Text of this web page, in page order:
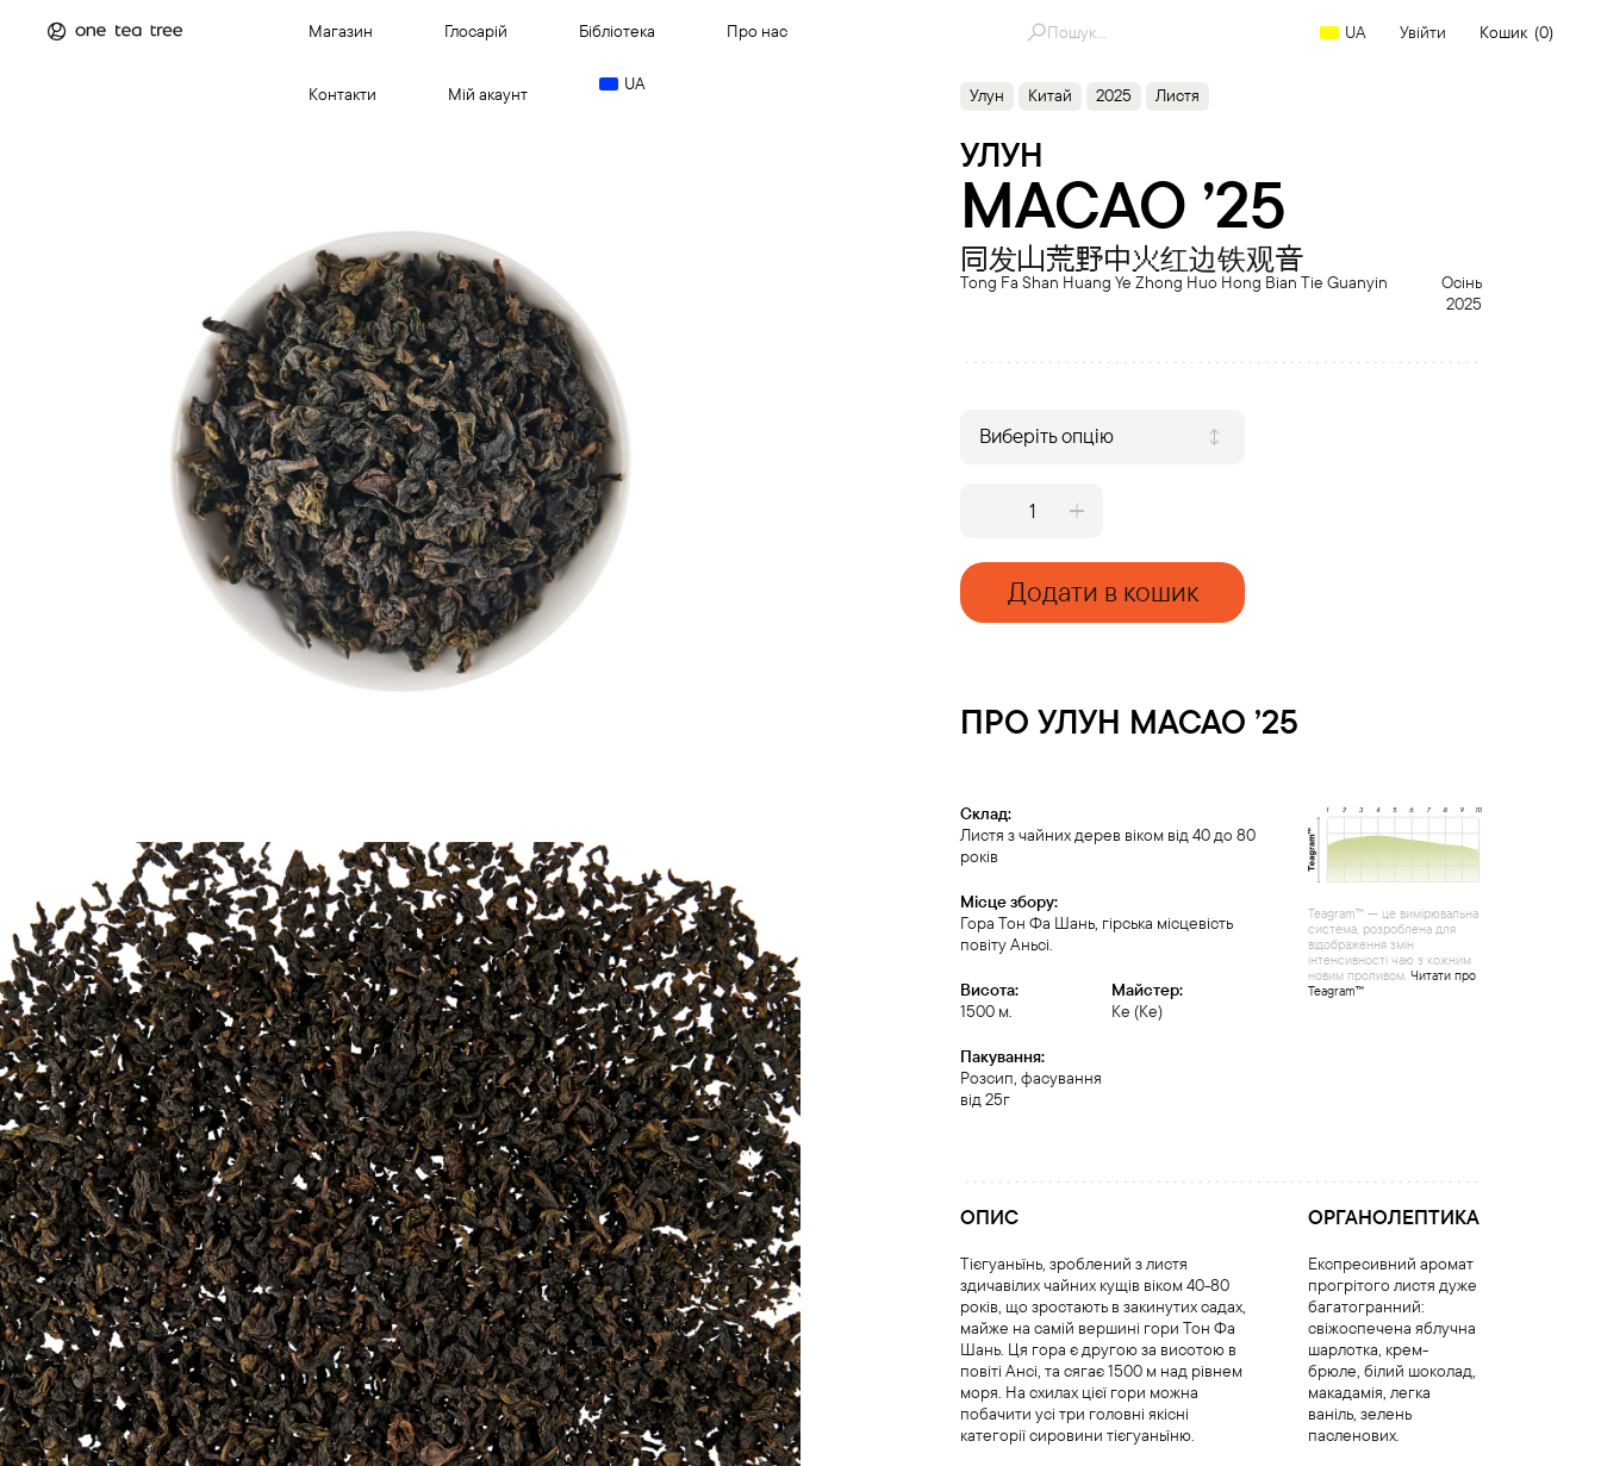
Магазин Глосарій Бібліотека Про нас
Контакти Мій акаунт UA
for:
UA Увійти Кошик (0)
Улун Китай 2025 Листя
УЛУН
MACAO ’25
同发山荒野中火红边铁观音
Tong Fa Shan Huang Ye Zhong Huo Hong Bian Tie Guanyin
Осінь
2025
Виберіть опцію
quantity
Додати в кошик
ПРОУЛУН MACAO ’25
Склад:
Листя з чайних дерев віком від 40 до 80
років
Місце збору:
Гора Тон Фа Шань, гірська місцевість
повіту Аньсі.
Висота:
1500 м.
Майстер:
Ке (Ke)
Пакування:
Розсип, фасування
від 25г
Teagram™ — це вимірювальна
система, розроблена для
відображення змін
інтенсивності чаю з кожним
новим проливом.Читати про
Teagram™
ОПИС
Тієгуаньїнь, зроблений з листя
здичавілих чайних кущів віком 40-80
років, що зростають в закинутих садах,
майже на самій вершині гори Тон Фа
Шань. Ця гора є другою за висотою в
повіті Ансі, та сягає 1500 м над рівнем
моря. На схилах цієї гори можна
побачити усі три головні якісні
категорії сировини тієгуаньїню.
ОРГАНОЛЕПТИКА
Експресивний аромат
прогрітого листя дуже
багатогранний:
свіжоспечена яблучна
шарлотка, крем-
брюле, білий шоколад,
макадамія, легка
ваніль, зелень
пасленових.